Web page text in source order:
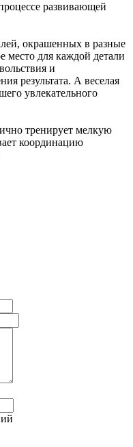
развивающей
окрашенных в разные
место для каждой детали
и
результата. А веселая
увлекательного
тренирует мелкую
координацию